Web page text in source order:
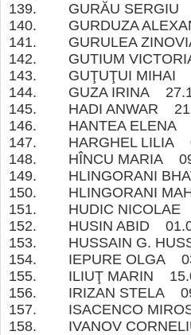
139. GURĂU
140. GURDUZA
141. GURULEA
142. GUTIUM
143. GUŢUŢUI
144. GUZA IRINA
145. HADI ANWAR
146. HANTEA
147. HARGHEL LILIA
148. HÎNCU MARIA
149. HLINGORANI
150. HLINGORANI
151. HUDIC
152. HUSIN ABID
153. HUSSAIN G.
154. IEPURE OLGA
155. ILIUŢ MARIN
156. IRIZAN STELA
157. ISACENCO
158. IVANOV